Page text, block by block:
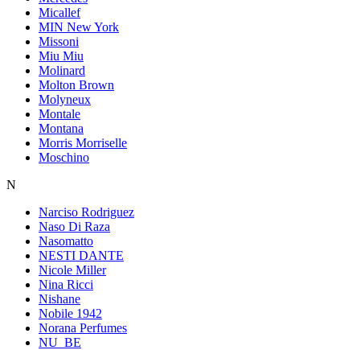
Micallef
MIN New York
Missoni
Miu Miu
Molinard
Molton Brown
Molyneux
Montale
Montana
Morris Morriselle
Moschino
N
Narciso Rodriguez
Naso Di Raza
Nasomatto
NESTI DANTE
Nicole Miller
Nina Ricci
Nishane
Nobile 1942
Norana Perfumes
NU_BE